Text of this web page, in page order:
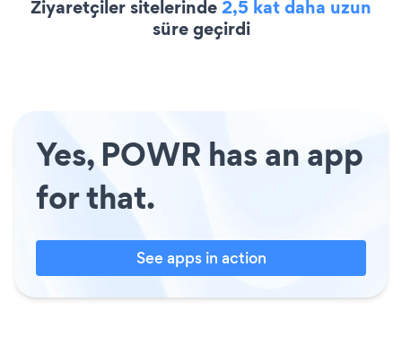
Ziyaretçiler sitelerinde2,5 kat daha uzun
süre geçirdi
Yes, POWR has an app
for that.
See apps in action